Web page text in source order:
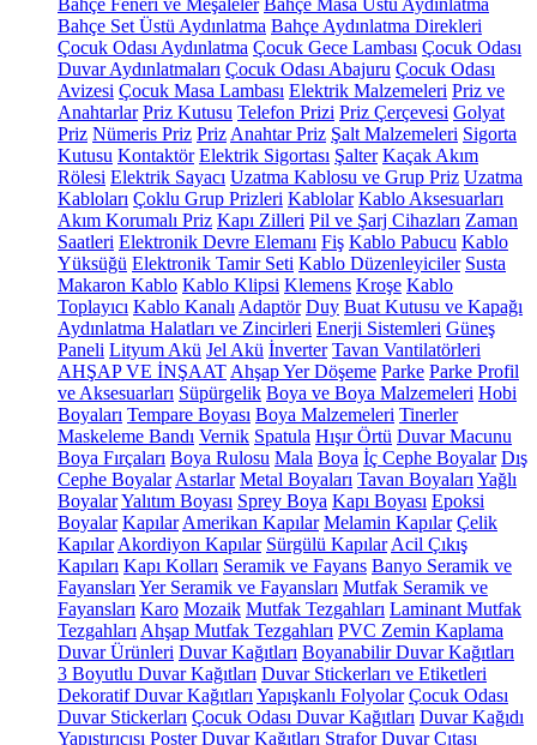
Bahçe Feneri ve Meşaleler Bahçe Masa Üstü Aydınlatma
Bahçe Set Üstü Aydınlatma Bahçe Aydınlatma Direkleri
Çocuk Odası Aydınlatma Çocuk Gece Lambası Çocuk Odası
Duvar Aydınlatmaları Çocuk Odası Abajuru Çocuk Odası
Avizesi Çocuk Masa Lambası Elektrik Malzemeleri Priz ve
Anahtarlar Priz Kutusu Telefon Prizi Priz Çerçevesi Golyat
Priz Nümeris Priz Priz Anahtar Priz Şalt Malzemeleri Sigorta
Kutusu Kontaktör Elektrik Sigortası Şalter Kaçak Akım
Rölesi Elektrik Sayacı Uzatma Kablosu ve Grup Priz Uzatma
Kabloları Çoklu Grup Prizleri Kablolar Kablo Aksesuarları
Akım Korumalı Priz Kapı Zilleri Pil ve Şarj Cihazları Zaman
Saatleri Elektronik Devre Elemanı Fiş Kablo Pabucu Kablo
Yüksüğü Elektronik Tamir Seti Kablo Düzenleyiciler Susta
Makaron Kablo Kablo Klipsi Klemens Kroşe Kablo
Toplayıcı Kablo Kanalı Adaptör Duy Buat Kutusu ve Kapağı
Aydınlatma Halatları ve Zincirleri Enerji Sistemleri Güneş
Paneli Lityum Akü Jel Akü İnverter Tavan Vantilatörleri
AHŞAP VE İNŞAAT Ahşap Yer Döşeme Parke Parke Profil
ve Aksesuarları Süpürgelik Boya ve Boya Malzemeleri Hobi
Boyaları Tempare Boyası Boya Malzemeleri Tinerler
Maskeleme Bandı Vernik Spatula Hışır Örtü Duvar Macunu
Boya Fırçaları Boya Rulosu Mala Boya İç Cephe Boyalar Dış
Cephe Boyalar Astarlar Metal Boyaları Tavan Boyaları Yağlı
BoyalarYalıtım Boyası Sprey Boya Kapı Boyası Epoksi
Boyalar Kapılar Amerikan Kapılar Melamin Kapılar Çelik
Kapılar Akordiyon Kapılar Sürgülü Kapılar Acil Çıkış
Kapıları Kapı Kolları Seramik ve Fayans Banyo Seramik ve
Fayansları Yer Seramik ve Fayansları Mutfak Seramik ve
Fayansları Karo Mozaik Mutfak Tezgahları Laminant Mutfak
Tezgahları Ahşap Mutfak Tezgahları PVC Zemin Kaplama
Duvar Ürünleri Duvar Kağıtları Boyanabilir Duvar Kağıtları
3 Boyutlu Duvar Kağıtları Duvar Stickerları ve Etiketleri
Dekoratif Duvar Kağıtları Yapışkanlı Folyolar Çocuk Odası
Duvar Stickerları Çocuk Odası Duvar Kağıtları Duvar Kağıdı
Yapıştırıcısı Poster Duvar Kağıtları Strafor Duvar Çıtası